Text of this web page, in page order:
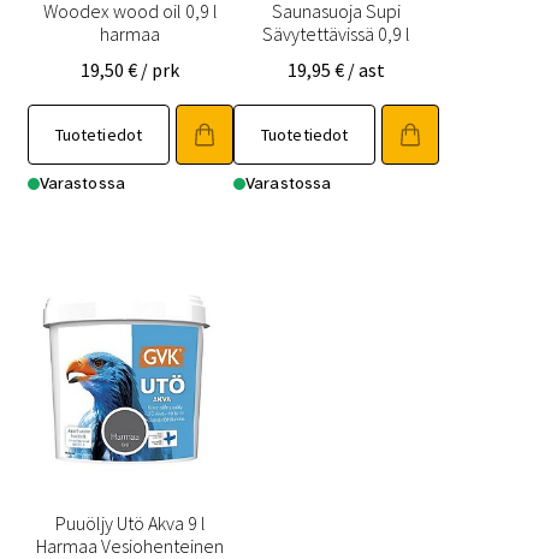
Woodex wood oil 0,9 l
harmaa
19,50€ / prk
Tuotetiedot
Varastossa
Saunasuoja Supi
Sävytettävissä 0,9 l
19,95€ / ast
Tuotetiedot
Varastossa
Puuöljy Utö Akva 9 l
Harmaa Vesiohenteinen